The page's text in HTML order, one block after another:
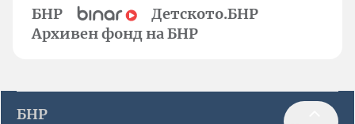
БНР
Детското.БНР
Архивен фонд на БНР
БНР